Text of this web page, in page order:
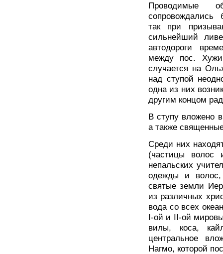
Проводимые
сопровождались
так при
сильнейший
автодороги
между пос.
случается на
над ступой
одна из них
другим концом
В ступу вложено
а также
Среди них
(частицы волос
непальских
одежды и волос,
святые земли
из различных
вода со всех
I-ой и II-ой
вилы, коса,
центральное
Нагмо, которой